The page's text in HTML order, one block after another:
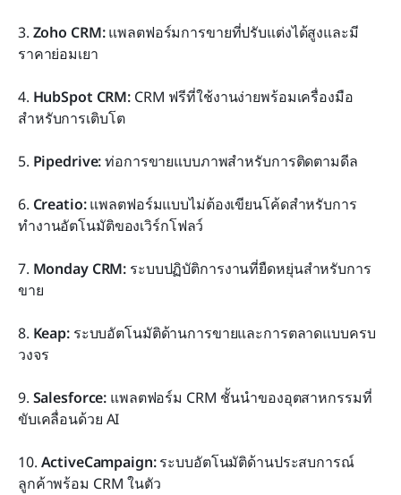
3. Zoho CRM: แพลตฟอร์มการขายที่ปรับแต่งได้สูงและมี
ราคาย่อมเยา
4. HubSpot CRM: CRM ฟรีที่ใช้งานง่ายพร้อมเครื่องมือ
สำหรับการเติบโต
5. Pipedrive: ท่อการขายแบบภาพสำหรับการติดตามดีล
6. Creatio: แพลตฟอร์มแบบไม่ต้องเขียนโค้ดสำหรับการ
ทำงานอัตโนมัติของเวิร์กโฟลว์
7. Monday CRM: ระบบปฏิบัติการงานที่ยืดหยุ่นสำหรับการ
ขาย
8. Keap: ระบบอัตโนมัติด้านการขายและการตลาดแบบครบ
วงจร
9. Salesforce: แพลตฟอร์ม CRM ชั้นนำของอุตสาหกรรมที่
ขับเคลื่อนด้วย AI
10. ActiveCampaign: ระบบอัตโนมัติด้านประสบการณ์
ลูกค้าพร้อม CRM ในตัว